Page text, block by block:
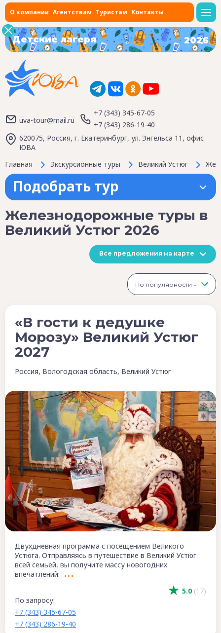
О компании Агентствам Туристам Контакты
Детские лагеря 2026
uva-tour@mail.ru
+7 (343) 345-67-05
+7 (343) 286-19-40
620075, Россия, г. Екатеринбург, ул. Энгельса 11, офис
ЮВА
Главная
Экскурсионные туры Великий Устюг
Подобрать тур
Железнодорожные туры в
Великий Устюг 2026
Все предложения на карте
По популярности ↓
5.0 (17)
«В гости к дедушке
Морозу» Великий Устюг
2027
Россия, Вологодская область, Великий Устюг
Двухдневная программа с посещением Великого
Устюга. Отправляясь в путешествие в Великий Устюг
всей семьей, вы получите массу новогодних
впечатлений:
По запросу:
+7 (343) 345-67-05
+7 (343) 286-19-40